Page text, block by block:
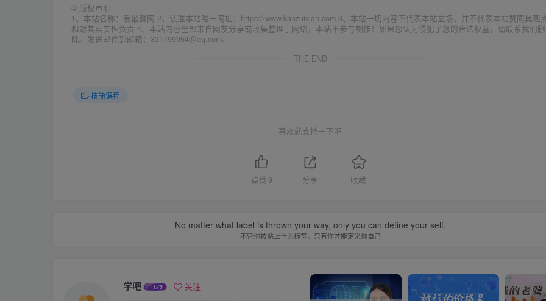
© 版权声明
1、本站名称：看最鲜网 2、认准本站唯一网址：https://www.kanzuixian.com 3、本站一切内容不代表本站立场，并不代表本站赞同其观
和对其真实性负责 4、本站内容全部来自网友分享或收集整理于网络，本站不参与制作！如果您认为侵犯了您的合法权益，请联系我们删
除。发送邮件到邮箱：331799954@qq.com。
THE END
技能课程
喜欢就支持一下吧
点赞 9 分享 收藏
No matter what label is thrown your way, only you can define your self.
不管你被贴上什么标签，只有你才能定义你自己
学吧 关注